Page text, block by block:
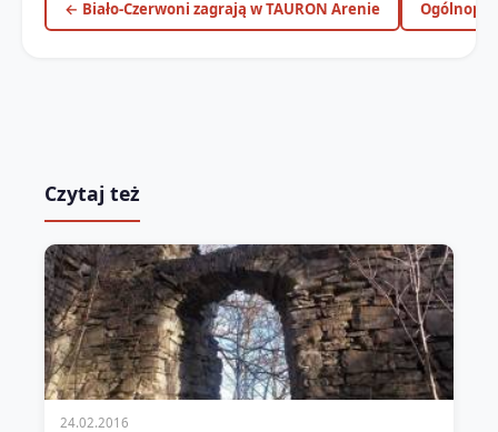
← Biało-Czerwoni zagrają w TAURON Arenie
Czytaj też
24.02.2016